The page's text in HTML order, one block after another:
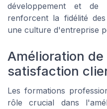
développement et de
renforcent la fidélité
une culture d'entreprise
Amélioration
satisfaction
Les formations
rôle crucial dans